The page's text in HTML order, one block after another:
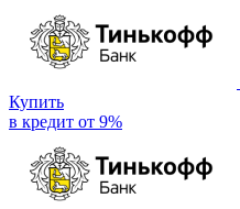
Купить
в кредит от 9%